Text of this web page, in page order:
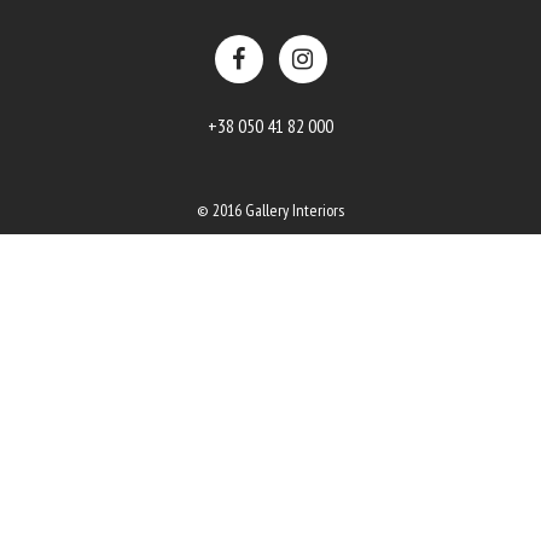
+38 050 41 82 000
© 2016 Gallery Interiors